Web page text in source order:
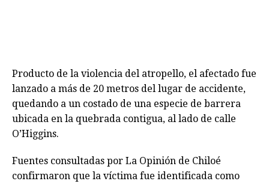
Producto de la violencia del atropello, el afectado fue
lanzado a más de 20 metros del lugar de accidente,
quedando a un costado de una especie de barrera
ubicada en la quebrada contigua, al lado de calle
O’Higgins.
Fuentes consultadas por La Opinión de Chiloé
confirmaron que la víctima fue identificada como